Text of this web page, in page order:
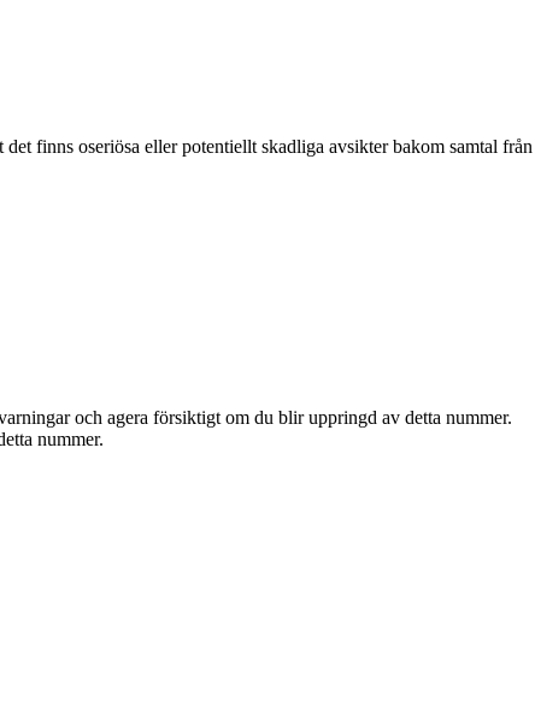
finns oseriösa eller potentiellt skadliga avsikter bakom samtal från
och agera försiktigt om du blir uppringd av detta nummer.
nummer.